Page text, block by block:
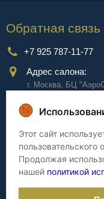
Обратная связь
+7 925 787-11-77
Адрес салона:
г. Москва, БЦ
Куркинское ш.,
этаж
Сервис
Доставка
Оплата
Гарантия
Этот сайт
пользовательского
Продолжая
нашей политикой